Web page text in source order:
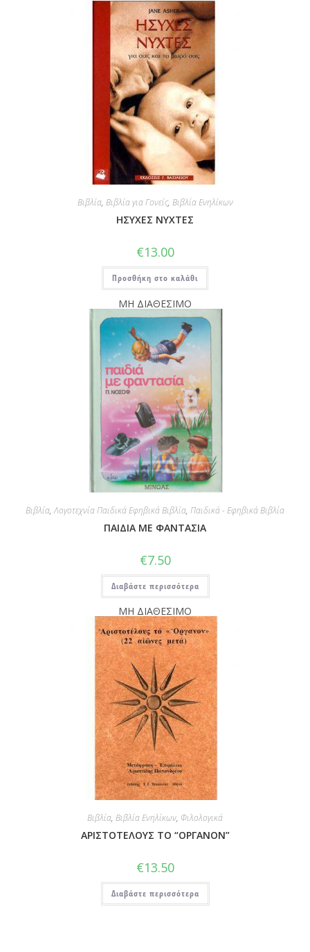
Βιβλία, Βιβλία για Γονείς, Βιβλία Ενηλίκων
ΗΣΥΧΕΣ ΝΥΧΤΕΣ
€13.00
Προσθήκη στο καλάθι
ΜΗ ΔΙΑΘΕΣΙΜΟ
Βιβλία,Λογοτεχνία Παιδικά Εφηβικά Βιβλία, Παιδικά - Εφηβικά Βιβλία
ΠΑΙΔΙΑ ΜΕ ΦΑΝΤΑΣΙΑ
€7.50
Διαβάστε περισσότερα
ΜΗ ΔΙΑΘΕΣΙΜΟ
Βιβλία, Βιβλία Ενηλίκων, Φιλολογικά
ΑΡΙΣΤΟΤΕΛΟΥΣ ΤΟ “ΟΡΓΑΝΟΝ”
€13.50
Διαβάστε περισσότερα